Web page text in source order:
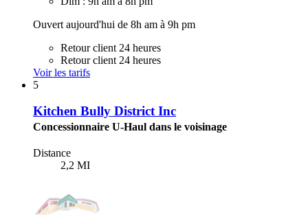
Ouvert aujourd'hui de 8h am à 9h pm
Retour client 24 heures
Retour client 24 heures
Voir les tarifs
5
Kitchen Bully District Inc
Concessionnaire U-Haul dans le voisinage
Distance
2,2 MI